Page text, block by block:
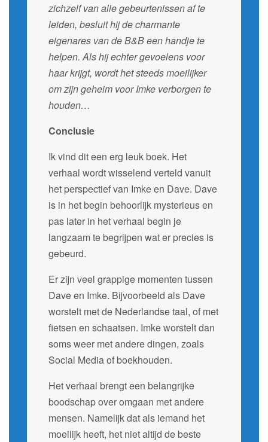
zichzelf van alle gebeurtenissen af te
leiden, besluit hij de charmante
eigenares van de B&B een handje te
helpen. Als hij echter gevoelens voor
haar krijgt, wordt het steeds moeilijker
om zijn geheim voor Imke verborgen te
houden…
Conclusie
Ik vind dit een erg leuk boek. Het
verhaal wordt wisselend verteld vanuit
het perspectief van Imke en Dave. Dave
is in het begin behoorlijk mysterieus en
pas later in het verhaal begin je
langzaam te begrijpen wat er precies is
gebeurd.
Er zijn veel grappige momenten tussen
Dave en Imke. Bijvoorbeeld als Dave
worstelt met de Nederlandse taal, of met
fietsen en schaatsen. Imke worstelt dan
soms weer met andere dingen, zoals
Social Media of boekhouden.
Het verhaal brengt een belangrijke
boodschap over omgaan met andere
mensen. Namelijk dat als iemand het
moeilijk heeft, het niet altijd de beste